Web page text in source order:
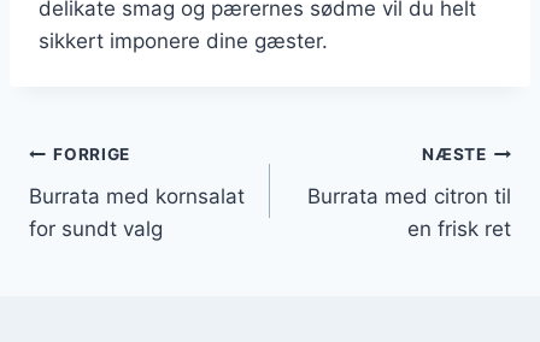
delikate smag og pærernes sødme vil du helt
sikkert imponere dine gæster.
Indlægsnavigation
FORRIGE
Burrata med kornsalat
for sundt valg
NÆSTE
Burrata med citron til
en frisk ret